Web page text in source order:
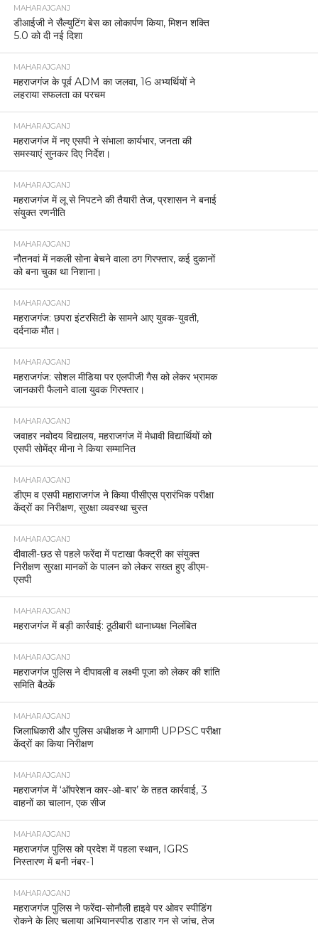
MAHARAJGANJ
डीआईजी ने सैल्युटिंग बेस का लोकार्पण किया, मिशन शक्ति
5.0 को दी नई दिशा
MAHARAJGANJ
महराजगंज के पूर्व ADM का जलवा, 16 अभ्यर्थियों ने
लहराया सफलता का परचम
MAHARAJGANJ
महराजगंज में नए एसपी ने संभाला कार्यभार, जनता की
समस्याएं सुनकर दिए निर्देश।
MAHARAJGANJ
महराजगंज में लू से निपटने की तैयारी तेज, प्रशासन ने बनाई
संयुक्त रणनीति
MAHARAJGANJ
नौतनवां में नकली सोना बेचने वाला ठग गिरफ्तार, कई दुकानों
को बना चुका था निशाना।
MAHARAJGANJ
महराजगंज: छपरा इंटरसिटी के सामने आए युवक-युवती,
दर्दनाक मौत।
MAHARAJGANJ
महराजगंज: सोशल मीडिया पर एलपीजी गैस को लेकर भ्रामक
जानकारी फैलाने वाला युवक गिरफ्तार।
MAHARAJGANJ
जवाहर नवोदय विद्यालय, महराजगंज में मेधावी विद्यार्थियों को
एसपी सोमेंद्र मीना ने किया सम्मानित
MAHARAJGANJ
डीएम व एसपी महाराजगंज ने किया पीसीएस प्रारंभिक परीक्षा
केंद्रों का निरीक्षण, सुरक्षा व्यवस्था चुस्त
MAHARAJGANJ
दीवाली-छठ से पहले फरेंदा में पटाखा फैक्ट्री का संयुक्त
निरीक्षण सुरक्षा मानकों के पालन को लेकर सख्त हुए डीएम-
एसपी
MAHARAJGANJ
महराजगंज में बड़ी कार्रवाई: ठूठीबारी थानाध्यक्ष निलंबित
MAHARAJGANJ
महराजगंज पुलिस ने दीपावली व लक्ष्मी पूजा को लेकर की शांति
समिति बैठकें
MAHARAJGANJ
जिलाधिकारी और पुलिस अधीक्षक ने आगामी UPPSC परीक्षा
केंद्रों का किया निरीक्षण
MAHARAJGANJ
महराजगंज में ‘ऑपरेशन कार-ओ-बार’ के तहत कार्रवाई, 3
वाहनों का चालान, एक सीज
MAHARAJGANJ
महराजगंज पुलिस को प्रदेश में पहला स्थान, IGRS
निस्तारण में बनी नंबर-1
MAHARAJGANJ
महराजगंज पुलिस ने फरेंदा-सोनौली हाइवे पर ओवर स्पीडिंग
रोकने के लिए चलाया अभियानस्पीड राडार गन से जांच, तेज